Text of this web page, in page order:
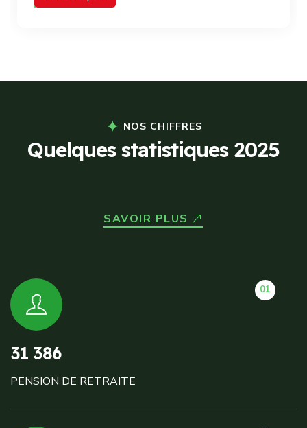
NOS CHIFFRES
Quelques statistiques 2025
SAVOIR PLUS
01
31 386
PENSION DE RETRAITE